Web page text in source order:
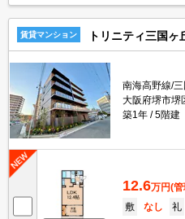
賃貸マンション トリニティ三国ヶ
南海高野線/
大阪府堺市堺
築1年
5階建
12.6万円(管
敷
なし 礼